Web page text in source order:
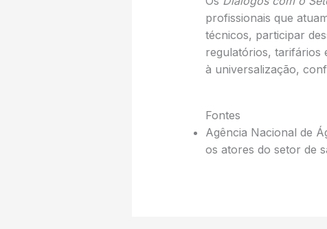
profissionais que
técnicos, participar
regulatórios, tarifários
à universalização,
Fontes
Agência Nacional de
os atores do setor de